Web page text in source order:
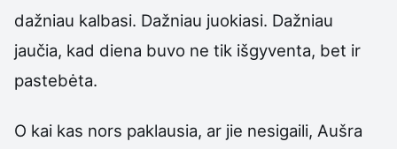
dažniau kalbasi. Dažniau juokiasi. Dažniau
jaučia, kad diena buvo ne tik išgyventa, bet ir
pastebėta.
O kai kas nors paklausia, ar jie nesigaili, Aušra